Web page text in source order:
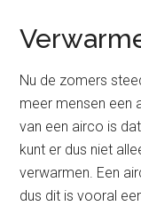
Nu de zomers
meer mensen een
van een airco is
kunt er dus niet
verwarmen. Een
dus dit is vooral